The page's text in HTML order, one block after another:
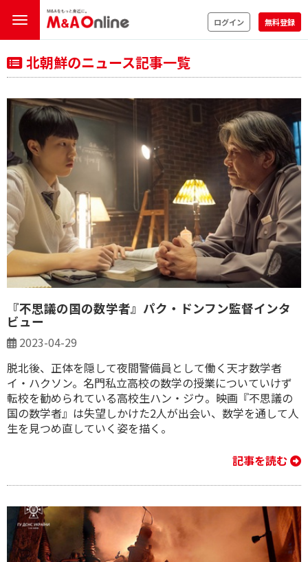
ログイン 無料登録
北朝鮮のニュース記事一覧
『不思議の国の数学者』パク・ドンフン監督インタ
ビュー
2023-04-29
脱北後、正体を隠して夜間警備員として働く天才数学者
イ・ハクソン。名門私立高校の数学の授業についていけず
転校を勧められている高校生ハン・ジウ。映画『不思議の
国の数学者』は失望しかけた2人が出会い、数学を通して人
生を見つめ直していく姿を描く。
記事を読む